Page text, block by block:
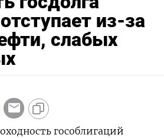
из-за
слабых
гособлигаций